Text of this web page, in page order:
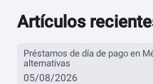
Artículos
Préstamos de día de pago en
alternativas
05/08/2026